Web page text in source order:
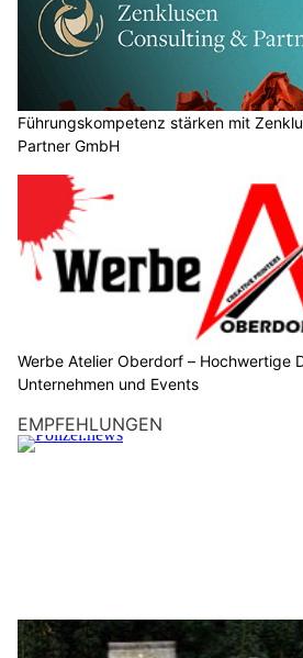
Führungskompetenz stärken mit
Partner GmbH
Werbe Atelier Oberdorf – Hochwertige
Unternehmen und Events
EMPFEHLUNGEN